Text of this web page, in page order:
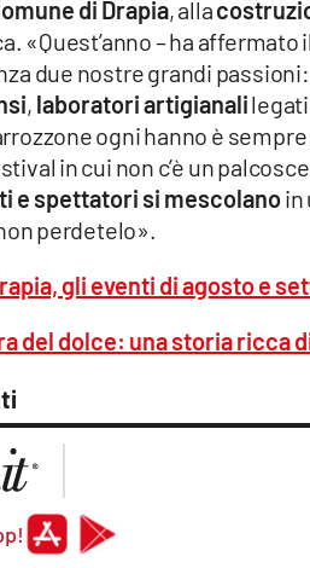
di Drapia, alla
«Quest’anno – ha
due nostre grandi passioni:
, laboratori artigianali
ogni hanno è
in cui non c’è un
e spettatori si mescolanoin
perdetelo».
gli eventi di agosto e
del dolce: una storia ricca